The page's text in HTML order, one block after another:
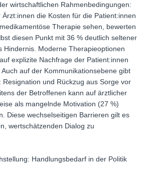
wirtschaftlichen Rahmenbedingungen:
die Kosten für die Patient:innen
Therapie sehen, bewerten
diesen Punkt mit 36 % deutlich seltener
Hindernis. Moderne Therapieoptionen
explizite Nachfrage der Patient:innen
auf der Kommunikationsebene gibt
Resignation und Rückzug aus Sorge vor
der Betroffenen kann auf ärztlicher
als mangelnde Motivation (27 %)
Diese wechselseitigen Barrieren gilt es
wertschätzenden Dialog zu
Handlungsbedarf in der Politik